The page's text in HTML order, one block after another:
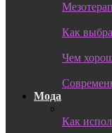
Как
Чем
Мода
Как